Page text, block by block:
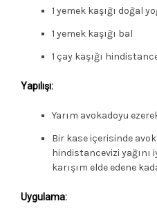
1 yemek kaşığı doğal
1 yemek kaşığı bal
1 çay kaşığı
Yapılışı:
Yarım avokadoyu
Bir kase içerisinde
hindistancevizi yağını
karışım elde edene
Uygulama: